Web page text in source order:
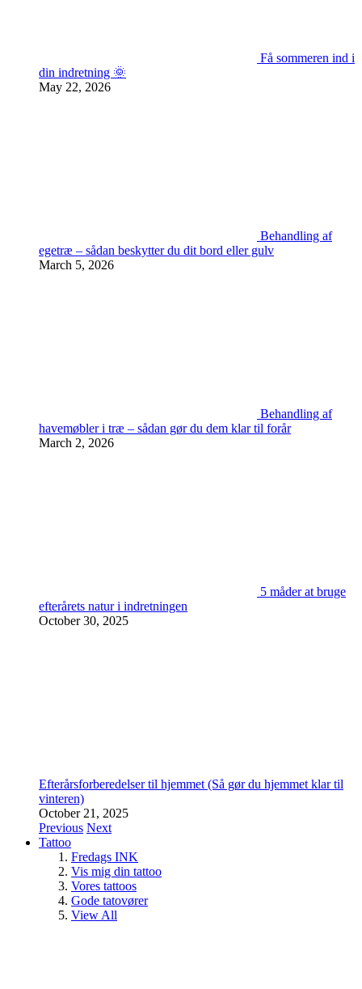
Få sommeren ind i
din indretning 🌞
May 22, 2026
Behandling af
egetræ – sådan beskytter du dit bord eller gulv
March 5, 2026
Behandling af
havemøbler i træ – sådan gør du dem klar til forår
March 2, 2026
5 måder at bruge
efterårets natur i indretningen
October 30, 2025
Efterårsforberedelser til hjemmet (Så gør du hjemmet klar til
vinteren)
October 21, 2025
Previous Next
Tattoo
Fredags INK
Vis mig din tattoo
Vores tattoos
Gode tatovører
View All